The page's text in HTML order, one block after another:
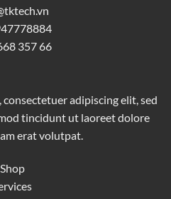
357 66
adipiscing elit, sed
tincidunt ut laoreet dolore
erat volutpat.
Shop